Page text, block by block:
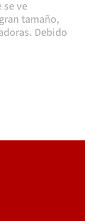
se ve
tamaño,
Debido